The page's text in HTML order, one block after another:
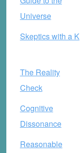
Universe
Skeptics with a K
The Reality
Check
Cognitive
Dissonance
Reasonable